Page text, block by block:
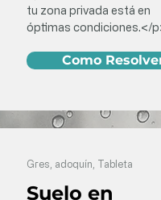
tu zona privada está en
óptimas condiciones.</
Como
Gres, adoquín, Tableta
Suelo en